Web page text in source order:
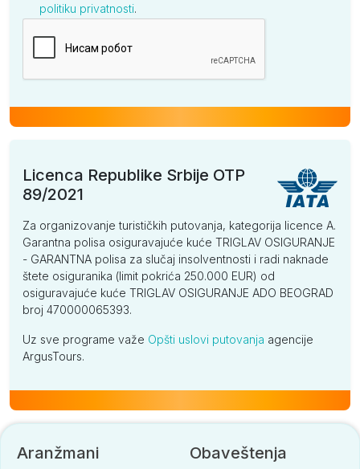
politiku privatnosti.
Licenca Republike Srbije OTP
89/2021
Za organizovanje turističkih putovanja, kategorija licence A.
Garantna polisa osiguravajuće kuće TRIGLAV OSIGURANJE
- GARANTNA polisa za slučaj insolventnosti i radi naknade
štete osiguranika (limit pokrića 250.000 EUR) od
osiguravajuće kuće TRIGLAV OSIGURANJE ADO BEOGRAD
broj 470000065393.
Uz sve programe važe Opšti uslovi putovanja agencije
ArgusTours.
Aranžmani Obaveštenja